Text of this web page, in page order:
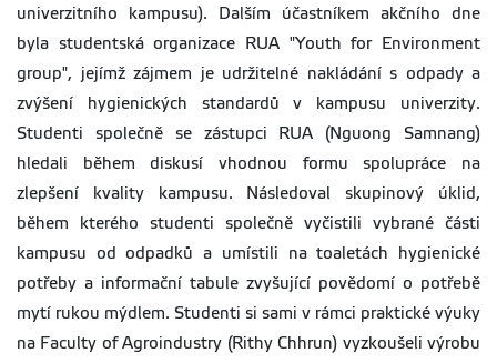
univerzitního kampusu). Dalším účastníkem akčního dne
byla studentská organizace RUA "Youth for Environment
group", jejímž zájmem je udržitelné nakládání s odpady a
zvýšení hygienických standardů v kampusu univerzity.
Studenti společně se zástupci RUA (Nguong Samnang)
hledali během diskusí vhodnou formu spolupráce na
zlepšení kvality kampusu. Následoval skupinový úklid,
během kterého studenti společně vyčistili vybrané části
kampusu od odpadků a umístili na toaletách hygienické
potřeby a informační tabule zvyšující povědomí o potřebě
mytí rukou mýdlem. Studenti si sami v rámci praktické výuky
na Faculty of Agroindustry (Rithy Chhrun) vyzkoušeli výrobu